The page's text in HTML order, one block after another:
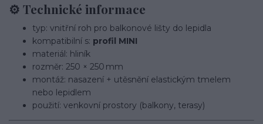
⚙️ Technické informace
typ: vnitřní roh pro balkonové lišty do lepidla
kompatibilní s: profil MINI
materiál: hliník
rozměr: 250 × 250 mm
montáž: nasazení + utěsnění elastickým tmelem
nebo lepidlem
použití: venkovní prostory (balkony, terasy)